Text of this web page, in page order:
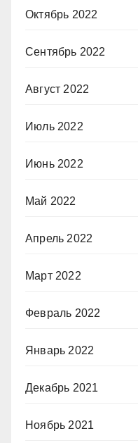
Октябрь 2022
Сентябрь 2022
Август 2022
Июль 2022
Июнь 2022
Май 2022
Апрель 2022
Март 2022
Февраль 2022
Январь 2022
Декабрь 2021
Ноябрь 2021